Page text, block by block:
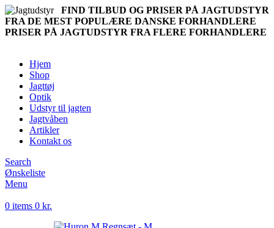
FIND TILBUD OG PRISER PÅ JAGTUDSTYR
FRA DE MEST POPULÆRE DANSKE FORHANDLERE
PRISER PÅ JAGTUDSTYR FRA FLERE FORHANDLERE
Hjem
Shop
Jagttøj
Optik
Udstyr til jagten
Jagtvåben
Artikler
Kontakt os
Search
Ønskeliste
Menu
0 items 0 kr.